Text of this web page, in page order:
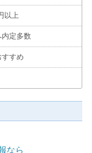
以上
内定多数
すめ
なら